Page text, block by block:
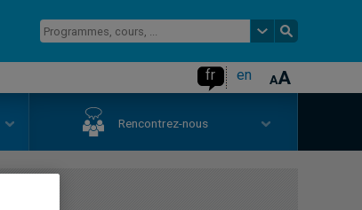
fr en
Rencontrez-nous